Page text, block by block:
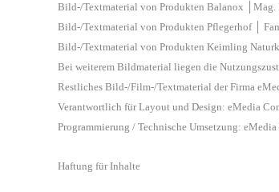
Bild-/Textmaterial von Produkten Balanox │Mag.
Bild-/Textmaterial von Produkten Pflegerhof │
Bild-/Textmaterial von Produkten Keimling
Bei weiterem Bildmaterial liegen die
Restliches Bild-/Film-/Textmaterial der Firma
Verantwortlich für Layout und Design: eMedia
Programmierung / Technische Umsetzung:
Haftung für Inhalte